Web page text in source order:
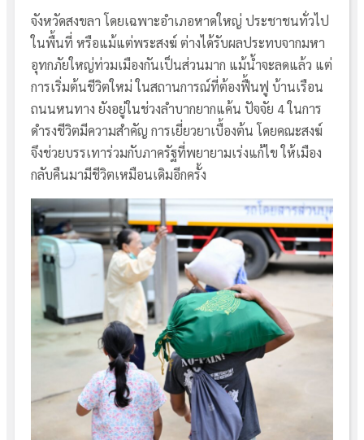
จังหวัดสงขลา โดยเฉพาะอำเภอหาดใหญ่ ประชาชนทั่วไป
ในพื้นที่ หรือแม้แต่พระสงฆ์ ต่างได้รับผลประทบจากมหา
อุทกภัยใหญ่ท่วมเมืองกันเป็นส่วนมาก แม้น้ำจะลดแล้ว แต่
การเริ่มต้นชีวิตใหม่ ในสถานการณ์ที่ต้องฟื้นฟู บ้านเรือน
ถนนหนทาง ยังอยู่ในช่วงลำบากยากแค้น ปัจจัย 4 ในการ
ดำรงชีวิตมีความสำคัญ การเยี่ยวยาเบื้องต้น โดยคณะสงฆ์
จึงช่วยบรรเทาร่วมกับภาครัฐที่พยายามเร่งแก้ไข ให้เมือง
กลับคืนมามีชีวิตเหมือนเดิมอีกครั้ง